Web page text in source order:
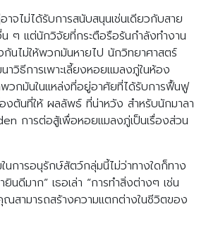
จไม่ได้รับการสนับสนุนเช่นเดียวกับสาย
ๆ แต่นักวิจัยที่กระตือรือร้นกำลังทำงาน
กันไม่ให้พวกมันหายไป นักวิทยาศาสตร์
วิธีการเพาะเลี้ยงหอยแมลงภู่ในห้อง
พวกมันในแหล่งที่อยู่อาศัยที่ได้รับการฟื้นฟู
งต้นที่ให้ ผลลัพธ์ ที่น่าหวัง สำหรับนักมาลา
การต่อสู้เพื่อหอยแมลงภู่เป็นเรื่องส่วน
นการอนุรักษ์สัตว์กลุ่มนี้ไม่ว่าทางใดก็ทาง
นดีมาก” เธอเล่า “การทำสิ่งต่างๆ เช่น
สามารถสร้างความแตกต่างในชีวิตของ